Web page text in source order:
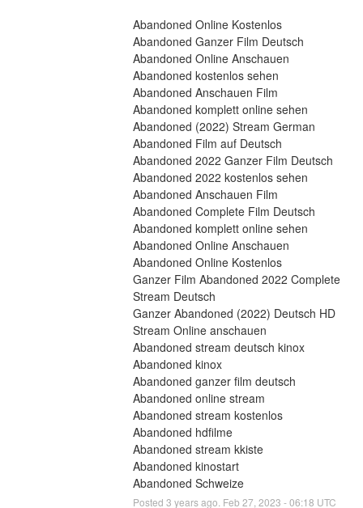
Abandoned Online Kostenlos
Abandoned Ganzer Film Deutsch
Abandoned Online Anschauen
Abandoned kostenlos sehen
Abandoned Anschauen Film
Abandoned komplett online sehen
Abandoned (2022) Stream German
Abandoned Film auf Deutsch
Abandoned 2022 Ganzer Film Deutsch
Abandoned 2022 kostenlos sehen
Abandoned Anschauen Film
Abandoned Complete Film Deutsch
Abandoned komplett online sehen
Abandoned Online Anschauen
Abandoned Online Kostenlos
Ganzer Film Abandoned 2022 Complete
Stream Deutsch
Ganzer Abandoned (2022) Deutsch HD
Stream Online anschauen
Abandoned stream deutsch kinox
Abandoned kinox
Abandoned ganzer film deutsch
Abandoned online stream
Abandoned stream kostenlos
Abandoned hdfilme
Abandoned stream kkiste
Abandoned kinostart
Abandoned Schweize
Posted 3 years ago. Feb 27,2023 -06:18 UTC